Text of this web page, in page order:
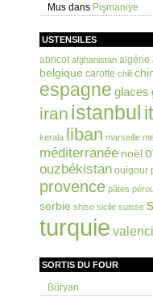
Mus dans Pişmaniye
USTENSILES
abricot afghanistan algérie
belgique carotte chili
espagne glaces
iran istanbul
kerala liban marseille
méditerranée noël
ouzbékistan ouïgour
provence pâtes
serbie shiso sicile suisse
turquie
SORTIS DU FOUR
Büryan